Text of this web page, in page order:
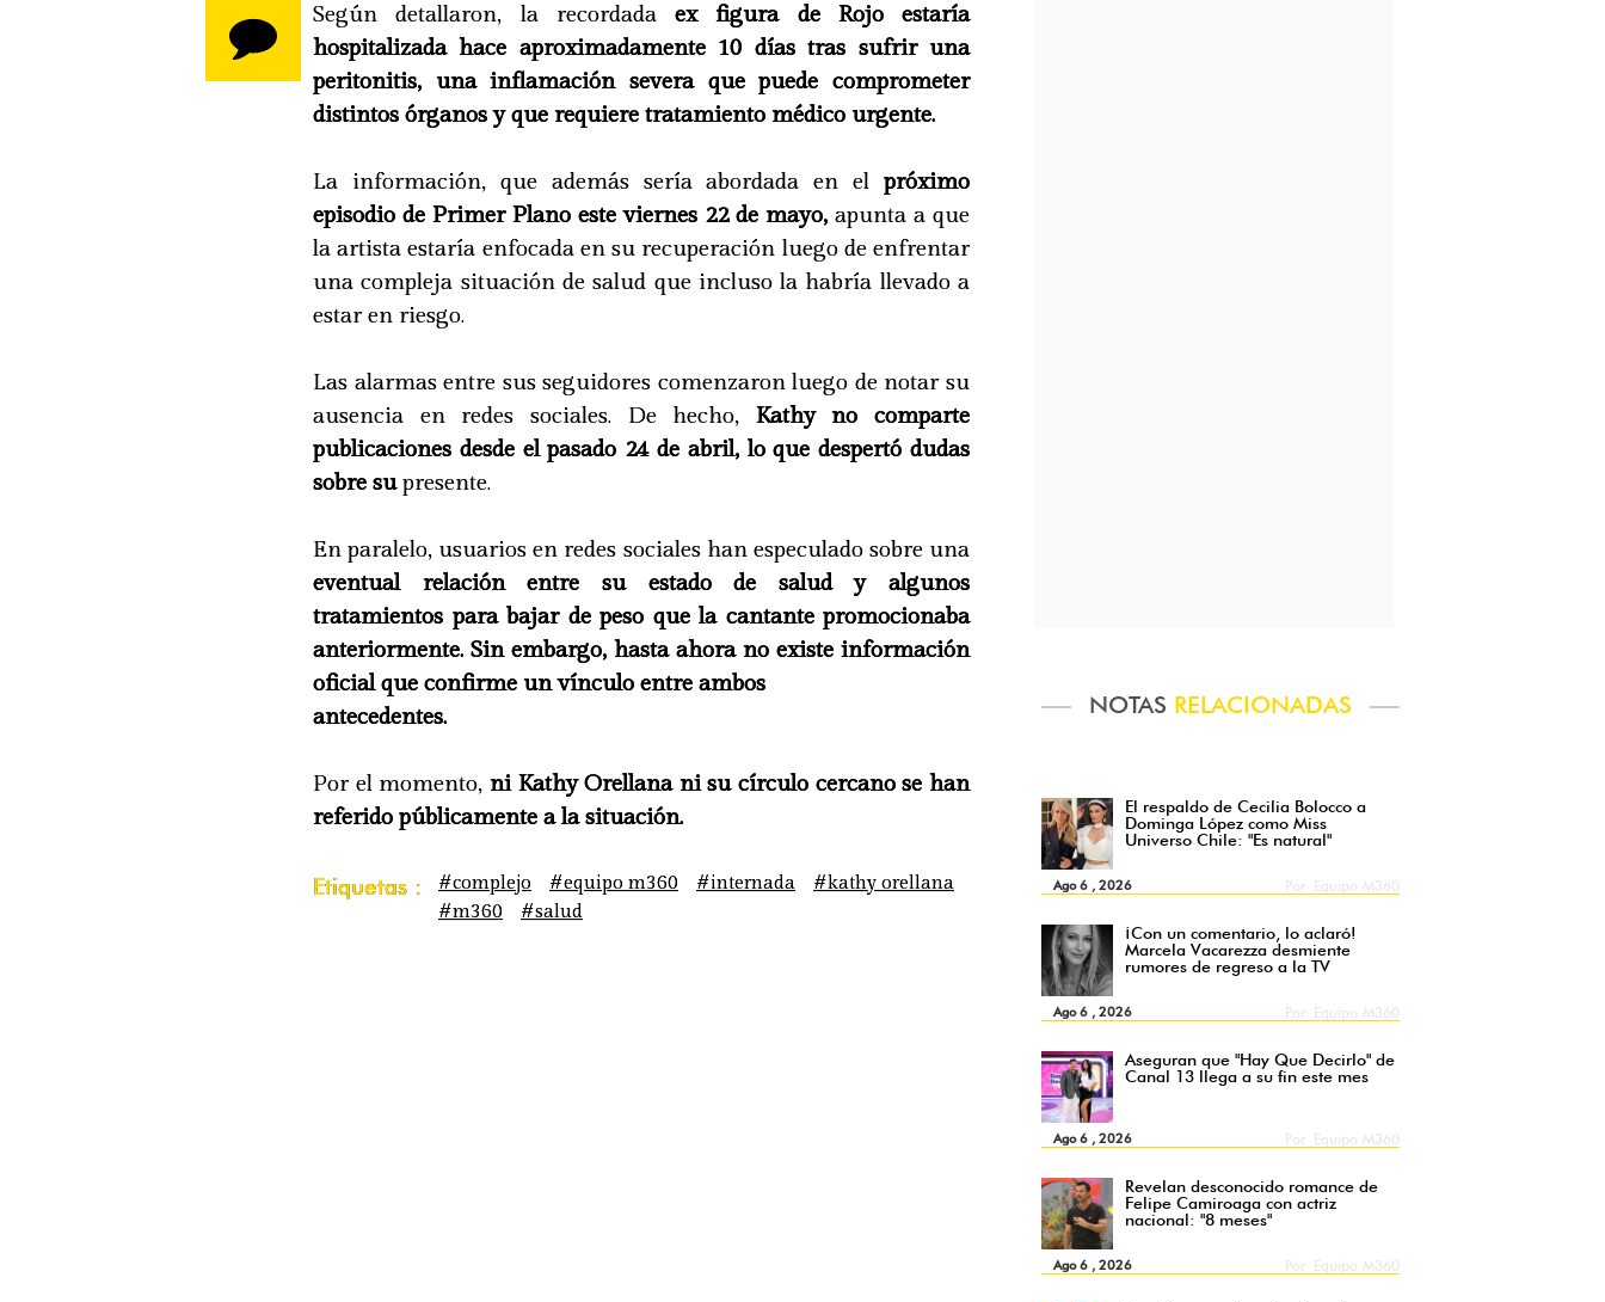
NOTAS RELACIONADAS
El respaldo de Cecilia Bolocco a
Dominga López como Miss
Universo Chile: "Es natural"
Ago 6 , 2026
¡Con un comentario, lo aclaró!
Marcela Vacarezza desmiente
rumores de regreso a la TV
Ago 6 , 2026
Aseguran que "Hay Que Decirlo" de
Canal 13 llega a su fin este mes
Ago 6 , 2026
Revelan desconocido romance de
Felipe Camiroaga con actriz
nacional: "8 meses"
Ago 6 , 2026
Según detallaron, la recordadaex figura de Rojo estaría
hospitalizada hace aproximadamente 10 días tras sufrir una
peritonitis, una inflamación severa que puede comprometer
distintos órganos y que requiere tratamiento médico urgente.
La información, que además sería abordada en el próximo
episodio de Primer Plano este viernes 22 de mayo, apunta a que
la artista estaría enfocada en su recuperación luego de enfrentar
una compleja situación de salud que incluso la habría llevado a
estar en riesgo.
Las alarmas entre sus seguidores comenzaron luego de notar su
ausencia en redes sociales. De hecho, Kathy no comparte
publicaciones desde el pasado 24 de abril, lo que despertó dudas
sobre supresente.
En paralelo, usuarios en redes sociales han especulado sobre una
eventual relación entre su estado de salud y algunos
tratamientos para bajar de peso que la cantante promocionaba
anteriormente. Sin embargo, hasta ahora no existe información
oficial que confirme un vínculo entre ambos
antecedentes.
Por el momento, ni Kathy Orellana ni su círculo cercano se han
referido públicamente a la situación.
Etiquetas : #complejo #equipo m360 #internada
#kathy orellana
#m360
#salud